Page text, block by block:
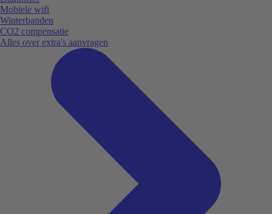
Mobiele wifi
Winterbanden
CO2 compensatie
Alles over extra's aanvragen